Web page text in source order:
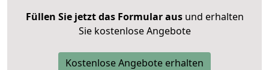
Füllen Sie jetzt das Formular ausund erhalten
Sie kostenlose Angebote
Kostenlose Angebote erhalten